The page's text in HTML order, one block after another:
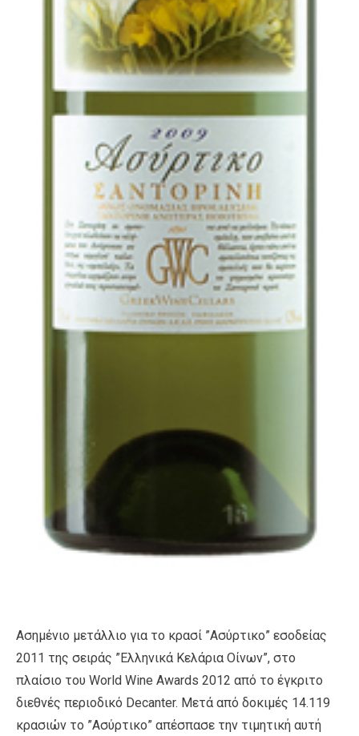
Ασημένιο μετάλλιο για το κρασί ”Ασύρτικο” εσοδείας
2011 της σειράς ”Ελληνικά Κελάρια Οίνων”, στο
πλαίσιο του World Wine Awards 2012 από το έγκριτο
διεθνές περιοδικό Decanter. Μετά από δοκιμές 14.119
κρασιών το ”Ασύρτικο” απέσπασε την τιμητική αυτή